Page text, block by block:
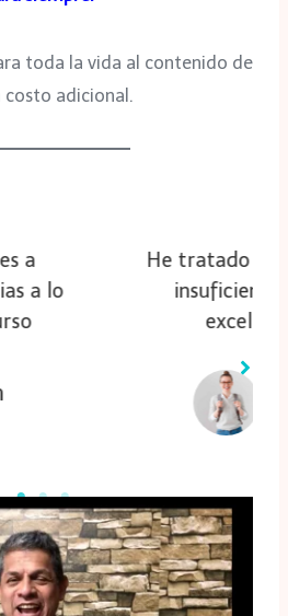
toda la vida al contenido de
costo adicional.
personas con
respiratoria con
resultados.